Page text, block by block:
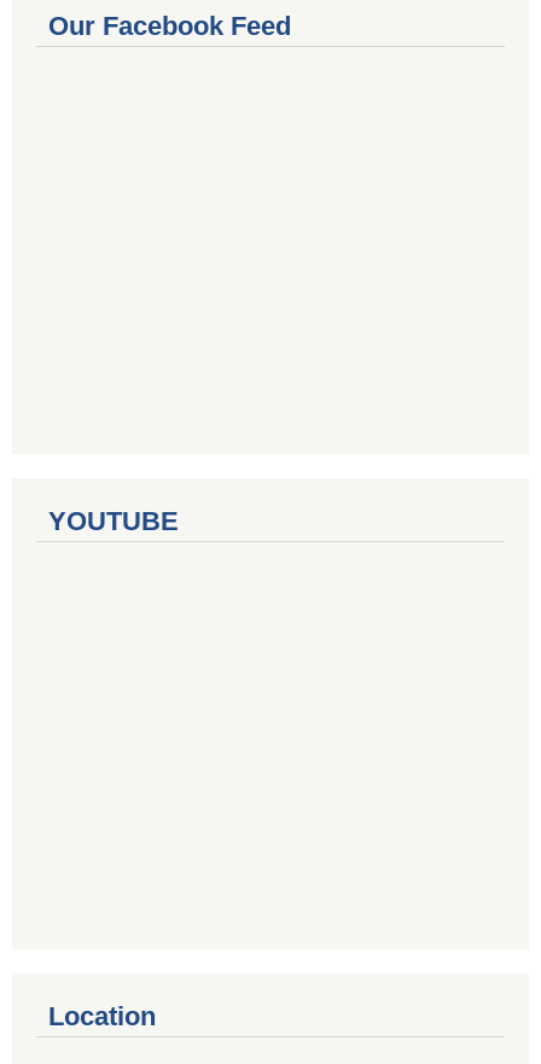
Our Facebook Feed
YOUTUBE
Location